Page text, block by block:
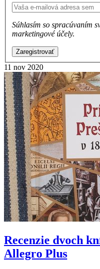
Súhlasím so spracúvaním
marketingové účely.
Zaregistrovať
11 nov 2020
Recenzie dvoch
Allegro Plus